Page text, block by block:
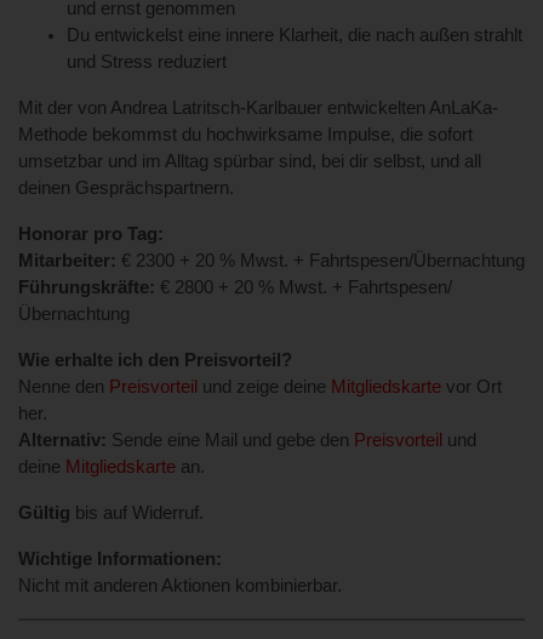
und ernst genommen
Du entwickelst eine innere Klarheit, die nach außen strahlt
und Stress reduziert
Mit der von Andrea Latritsch-Karlbauer entwickelten AnLaKa-
Methode bekommst du hochwirksame Impulse, die sofort
umsetzbar und im Alltag spürbar sind, bei dir selbst, und all
deinen Gesprächspartnern.
Honorar pro Tag:
Mitarbeiter: € 2300 + 20 % Mwst. + Fahrtspesen/Übernachtung
Führungskräfte: € 2800 + 20 % Mwst. + Fahrtspesen/
Übernachtung
Wie erhalte ich den Preisvorteil?
Nenne den Preisvorteil und zeige deine Mitgliedskarte vor Ort
her.
Alternativ: Sende eine Mail und gebe den Preisvorteil und
deine Mitgliedskarte an.
Gültig bis auf Widerruf.
Wichtige Informationen:
Nicht mit anderen Aktionen kombinierbar.